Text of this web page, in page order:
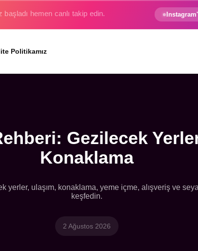
hayali gerçek oluyor.
Politikamız
Gezilecek
Konaklama
yerler, ulaşım, konaklama, yeme içme, alışveriş ve
keşfedin.
2 Ağustos 2026